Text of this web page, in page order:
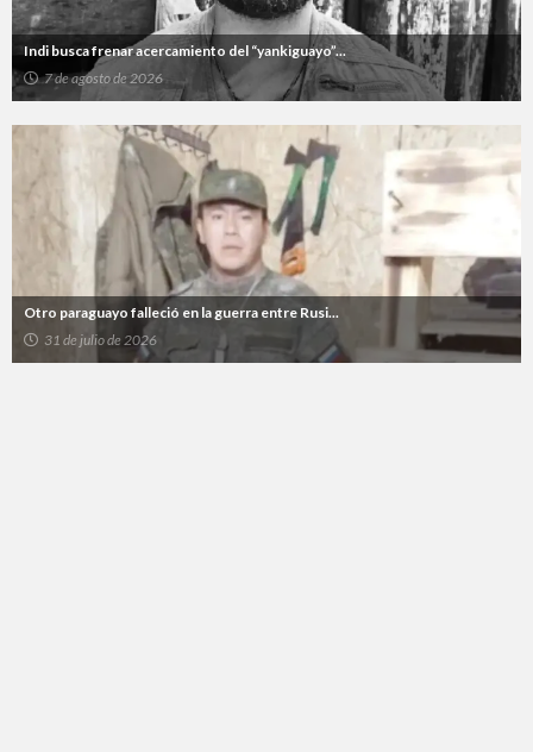
Indi busca frenar acercamiento del “yankiguayo”...
7 de agosto de 2026
Otro paraguayo falleció en la guerra entre Rusi...
31 de julio de 2026